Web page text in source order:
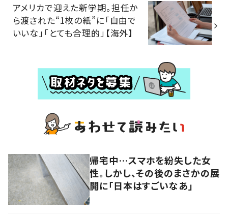
アメリカで迎えた新学期。担任か
ら渡された“1枚の紙”に「自由で
いいな」「とても合理的」【海外】
帰宅中…スマホを紛失した女
性。しかし、その後のまさかの展
開に「日本はすごいなあ」